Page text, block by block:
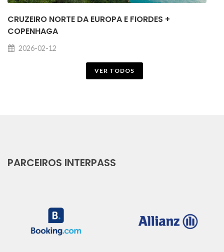
CRUZEIRO NORTE DA EUROPA E FIORDES +
COPENHAGA
2026-02-12
VER TODOS
PARCEIROS INTERPASS